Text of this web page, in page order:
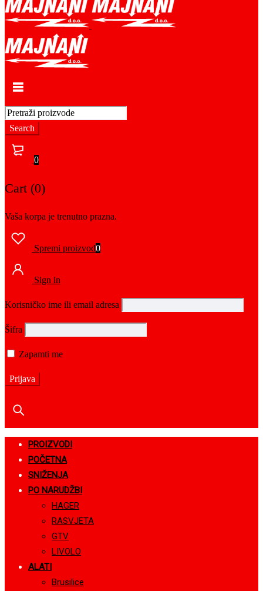
0
Cart (0)
Vaša korpa je trenutno prazna.
Spremi proizvod0
Sign in
Korisničko ime ili email adresa
Šifra
Zapamti me
PROIZVODI
POČETNA
SNIŽENJA
PO NARUDŽBI
HAGER
RASVJETA
GTV
LIVOLO
ALATI
Brusilice